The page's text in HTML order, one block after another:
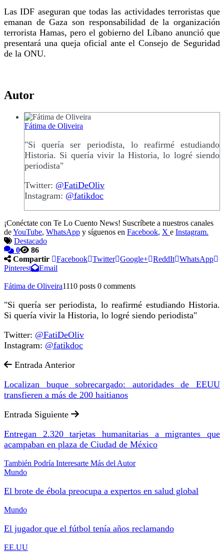
Las IDF aseguran que todas las actividades terroristas que
emanan de Gaza son responsabilidad de la organización
terrorista Hamas, pero el gobierno del Líbano anunció que
presentará una queja oficial ante el Consejo de Seguridad
de la ONU.
Autor
Fátima de Oliveira
"Si quería ser periodista, lo reafirmé estudiando
Historia. Si quería vivir la Historia, lo logré siendo
periodista"
Twitter: @FatiDeOliv
Instagram: @fatikdoc
¡Conéctate con Te Lo Cuento News! Suscríbete a nuestros canales
deYouTube, WhatsApp y síguenos en Facebook, X e Instagram.
Destacado
0
86
Compartir
Facebook Twitter Google+ ReddIt WhatsApp
Pinterest
Email
Fátima de Oliveira1110 posts 0 comments
"Si quería ser periodista, lo reafirmé estudiando Historia.
Si quería vivir la Historia, lo logré siendo periodista"
Twitter: @FatiDeOliv
Instagram: @fatikdoc
Entrada Anterior
Localizan buque sobrecargado: autoridades de EEUU
transfieren a más de 200 haitianos
Entrada Siguiente
Entregan 2.320 tarjetas humanitarias a migrantes que
acampaban en plaza de Ciudad de México
También Podría Interesarte Más del Autor
Mundo
El brote de ébola preocupa a expertos en salud global
Mundo
El jugador que el fútbol tenía años reclamando
EE.UU